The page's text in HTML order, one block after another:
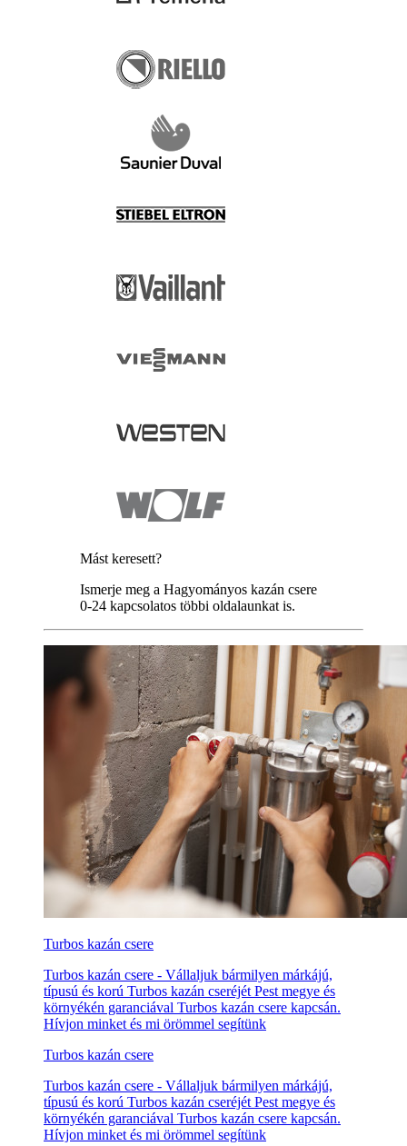
Mást keresett?
Ismerje meg a Hagyományos kazán csere
0-24 kapcsolatos többi oldalaunkat is.
Turbos kazán csere
Turbos kazán csere - Vállaljuk bármilyen márkájú,
típusú és korú Turbos kazán cseréjét Pest megye és
környékén garanciával Turbos kazán csere kapcsán.
Hívjon minket és mi örömmel segítünk
Turbos kazán csere
Turbos kazán csere - Vállaljuk bármilyen márkájú,
típusú és korú Turbos kazán cseréjét Pest megye és
környékén garanciával Turbos kazán csere kapcsán.
Hívjon minket és mi örömmel segítünk